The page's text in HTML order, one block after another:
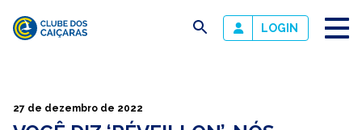
Caiçaras
busca LOGIN
27 de dezembro de 2022